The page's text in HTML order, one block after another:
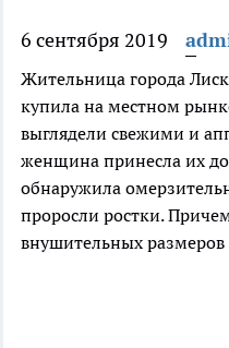
6 сентября 2019
Жительница города
купила на местном
выглядели свежими и
женщина принесла их
обнаружила
проросли ростки.
внушительных